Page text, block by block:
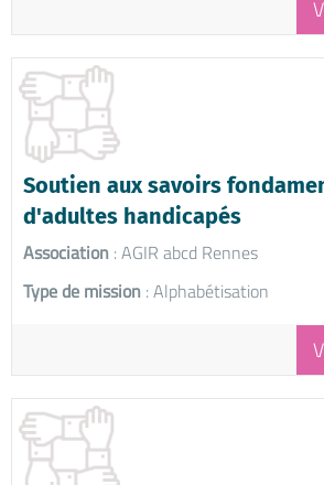
Soutien aux savoirs
d'adultes handicapés
Association : AGIR abcd Rennes
Type de mission : Alphabétisation